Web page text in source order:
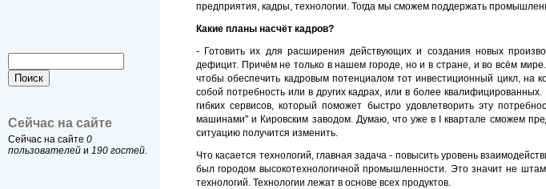
Сейчас на сайте
Сейчас на сайте 0
пользователей и 190 гостей.
предприятия, кадры, технологии. Тогда мы сможем поддержать
Какие планы насчёт кадров?
- Готовить их для расширения действующих и создания новых
дефицит. Причём не только в нашем городе, но и в стране, и во всём
чтобы обеспечить кадровым потенциалом тот инвестиционный цикл, на
собой потребность или в других кадрах, или в более
гибких сервисов, который поможет быстро удовлетворить эту
машинами" и Кировским заводом. Думаю, что уже в I квартале сможем
ситуацию получится изменить.
Что касается технологий, главная задача - повысить уровень
был городом высокотехнологичной промышленности. Это значит не
технологий. Технологии лежат в основе всех продуктов.